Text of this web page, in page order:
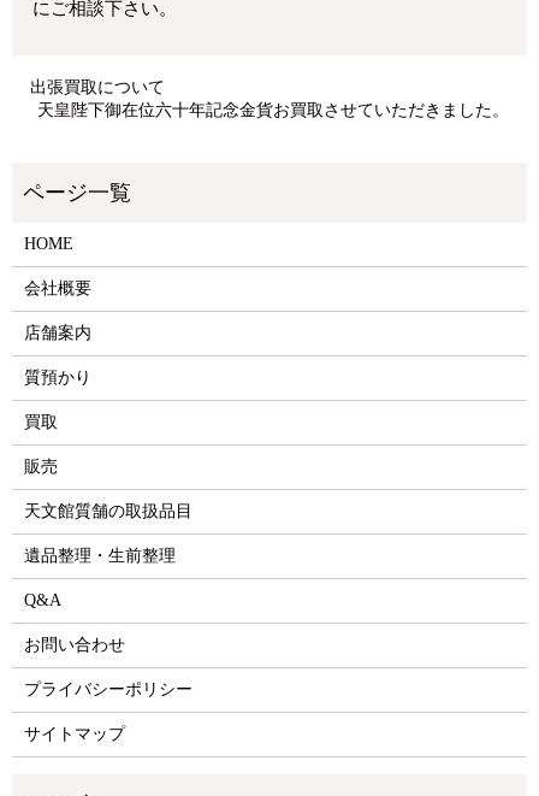
にご相談下さい。
出張買取について
天皇陛下御在位六十年記念金貨お買取させていただきました。
HOME
会社概要
店舗案内
質預かり
買取
販売
天文館質舗の取扱品目
遺品整理・生前整理
Q&A
お問い合わせ
プライバシーポリシー
サイトマップ